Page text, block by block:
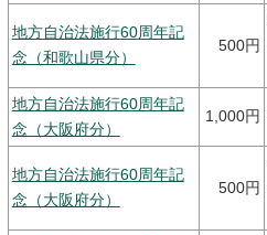
地方自治法施行60周年記
念（和歌山県分）
500円
地方自治法施行60周年記
念（大阪府分）
1,000円
地方自治法施行60周年記
念（大阪府分）
500円